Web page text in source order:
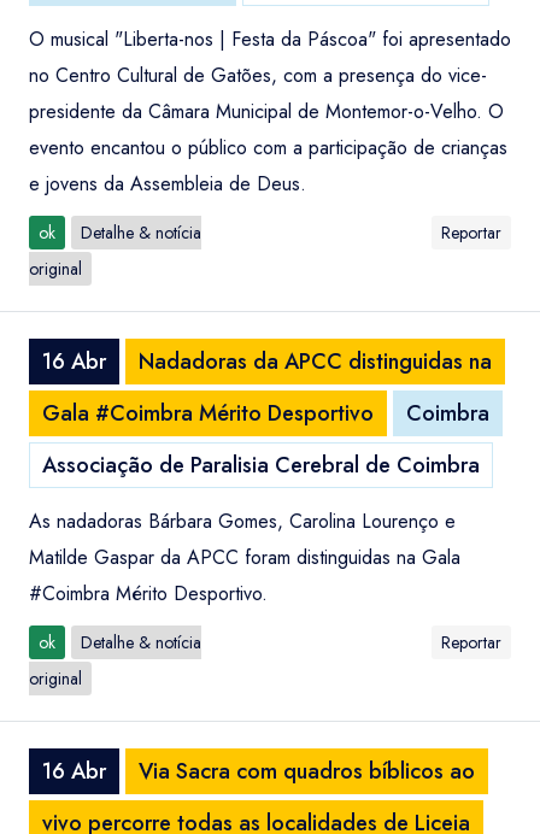
O musical "Liberta-nos | Festa da Páscoa" foi apresentado
no Centro Cultural de Gatões, com a presença do vice-
presidente da Câmara Municipal de Montemor-o-Velho. O
evento encantou o público com a participação de crianças
e jovens da Assembleia de Deus.
ok
Detalhe & notícia
original
Reportar
16 Abr
Nadadoras da APCC distinguidas na
Gala #Coimbra Mérito Desportivo
Coimbra
Associação de Paralisia Cerebral de Coimbra
As nadadoras Bárbara Gomes, Carolina Lourenço e
Matilde Gaspar da APCC foram distinguidas na Gala
#Coimbra Mérito Desportivo.
ok
Detalhe & notícia
original
Reportar
16 Abr
Via Sacra com quadros bíblicos ao
vivo percorre todas as localidades de Liceia